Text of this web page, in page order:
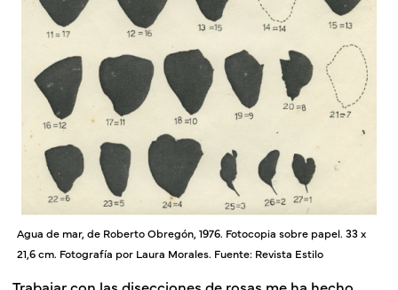
Agua de mar, de Roberto Obregón, 1976. Fotocopia sobre papel. 33 x
21,6 cm. Fotografía por Laura Morales. Fuente: Revista Estilo